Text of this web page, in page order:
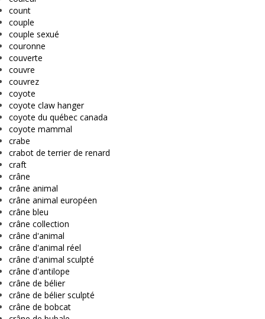
count
couple
couple sexué
couronne
couverte
couvre
couvrez
coyote
coyote claw hanger
coyote du québec canada
coyote mammal
crabe
crabot de terrier de renard
craft
crâne
crâne animal
crâne animal européen
crâne bleu
crâne collection
crâne d'animal
crâne d'animal réel
crâne d'animal sculpté
crâne d'antilope
crâne de bélier
crâne de bélier sculpté
crâne de bobcat